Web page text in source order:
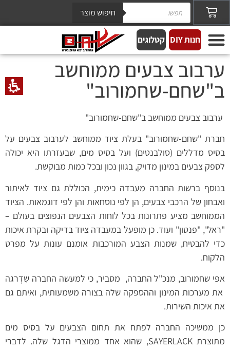
חיפוש מוצר
חנות DIY קטלוגים
ערבוב צבעים ממוחשב
ב"שחם-שחמורוב"
ערבוב צבעים ממוחשב ב"שחם-שחמורוב"
חברת "שחם-שחמורוב" בעלת ציוד ממוחשב לערבוב צבעים על
בסיס מדללים (סולבנטים) ועל בסיס מים, שבעזרתו היא יכולה
לספק צבעים במינון מדויק, בגוון נכון ובכל כמות מבוקשת.
בנוסף ברשות החברה מעבדה כימית, הכוללת גם ציוד לאיתור
ואבחון של הרכבי צבעים, הן לפי נוסחאות והן לפי דוגמאות. הציוד
הממוחשב מציע פתרונות בכל לוחות הצבעים הנפוצים בעולם –
"ראל", "פנטון" ועוד. כן מופעל במעבדה ציוד בדיקה ובקרת איכות
כדי להבטיח, שמנות הצבע המורכבות אומנם עונות על מפרט
הלקוח.
אפי שחמורוב, מנכ"ל החברה, מסביר, כי למעשה החברה שִדְרגה
את מערכות המינון וההספקה שלה בצורה משמעותית, ואיתם גם
את איכות השירות.
כן ממשיכה החברה לפתח את תחום הצבעים על בסיס מים
מתוצרת SAYERLACK, שהוא אחד ממוצרי הדגל שלה. לדברי